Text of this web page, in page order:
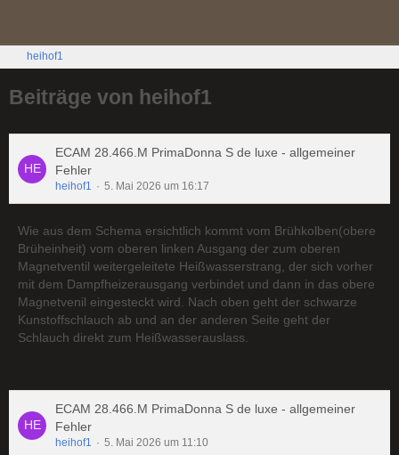
heihof1
Beiträge von heihof1
ECAM 28.466.M PrimaDonna S de luxe - allgemeiner
Fehler
heihof1 5. Mai 2026 um 16:17
Wie aus dem Schema ersichtlich kommt vom Brühkolben(obere
Brüheinheit) vom oberen linken Ausgang der zum oberen
Magnetventil weitergeleitete Heißwasserstrang, der sich vorher
mit dem Dampfheizerausgang verbindet und dann in das obere
Magnetvenil eingesteckt wird. Nach oben geht der schwarze
Kunstoffschlauch ab und an der anderen Seite geht der
Schlauch direkt zum Heißwasserauslass.
ECAM 28.466.M PrimaDonna S de luxe - allgemeiner
Fehler
heihof1 5. Mai 2026 um 11:10